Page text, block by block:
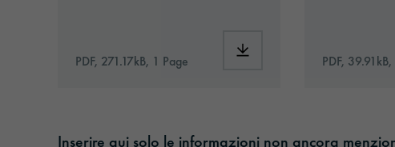
PDF, 271.17kB, 1 Page Download: orabond-
PDF,
Inserire qui solo le informazioni non ancora